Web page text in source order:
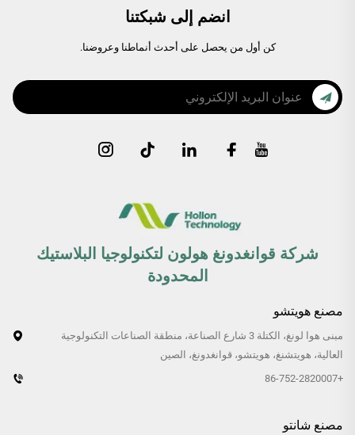
انضم إلى شبكتنا
كن أول من يحصل على أحدث أنماطنا وعروضنا.
شركة قوانغدونغ هولون لتكنولوجيا البلاستيك
المحدودة
مصنع هويتشو
مبنى هوا لونغ، الكتلة 3 شارع الصناعة، منطقة الصناعات التكنولوجية
العالية، هويتشنغ، هويتشو، قوانغدونغ، الصين
+86-752-2820007
مصنع شانتو